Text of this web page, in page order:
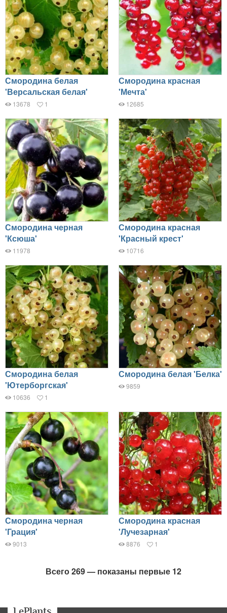
Смородина белая
'Версальская белая'
13678 1
Смородина красная
'Мечта'
12685
Смородина черная
'Ксюша'
11978
Смородина красная
'Красный крест'
10716
Смородина белая
'Ютерборгская'
10636 1
Смородина белая 'Белка'
9859
Смородина черная
'Грация'
9013
Смородина красная
'Лучезарная'
8876 1
Всего 269 — показаны первые 12